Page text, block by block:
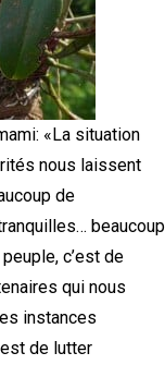
«La situation
nous laissent
de
beaucoup
c’est de
qui nous
instances
de lutter